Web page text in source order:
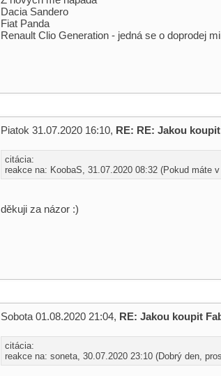
Dacia Sandero
Fiat Panda
Renault Clio Generation - jedná se o doprodej
Piatok 31.07.2020 16:10, RE: RE: Jakou
citácia:
reakce na: KoobaS, 31.07.2020 08:32 (Pokud máte
děkuji za názor :)
Sobota 01.08.2020 21:04, RE: Jakou koupit
citácia:
reakce na: soneta, 30.07.2020 23:10 (Dobrý den,